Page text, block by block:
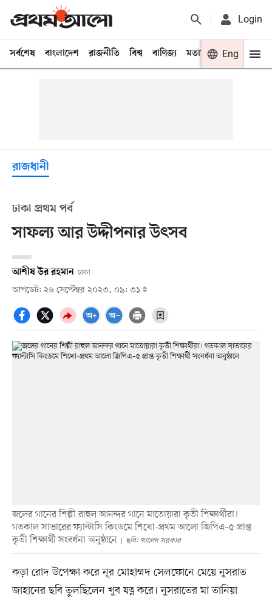
Login
সর্বশেষ বাংলাদেশ রাজনীতি বিশ্ব বাণিজ্য মতামত খেলা
Eng
রাজধানী
ঢাকা প্রথম পর্ব
সাফল্য আর উদ্দীপনার উৎসব
আশীষ উর রহমান ঢাকা
আপডেট: ২৬ সেপ্টেম্বর ২০২৩, ০৯: ৩১
জলের গানের শিল্পী রাহুল আনন্দর গানে মাতোয়ারা কৃতী শিক্ষার্থীরা।
গতকাল সাভারের ফ্যান্টাসি কিংডমে শিখো-প্রথম আলো জিপিএ–৫ প্রাপ্ত
কৃতী শিক্ষার্থী সংবর্ধনা অনুষ্ঠানে
ছবি: খালেদ সরকার
কড়া রোদ উপেক্ষা করে নূর মোহাম্মদ সেলফোনে মেয়ে নুসরাত
জাহানের ছবি তুলছিলেন খুব যত্ন করে। নুসরাতের মা তানিয়া